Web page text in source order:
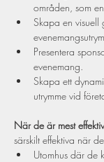
områden, som
Skapa en visuell
Presentera
evenemang.
Skapa ett
utrymme vid
När de är mest
särskilt effektiva när
Utomhus där de